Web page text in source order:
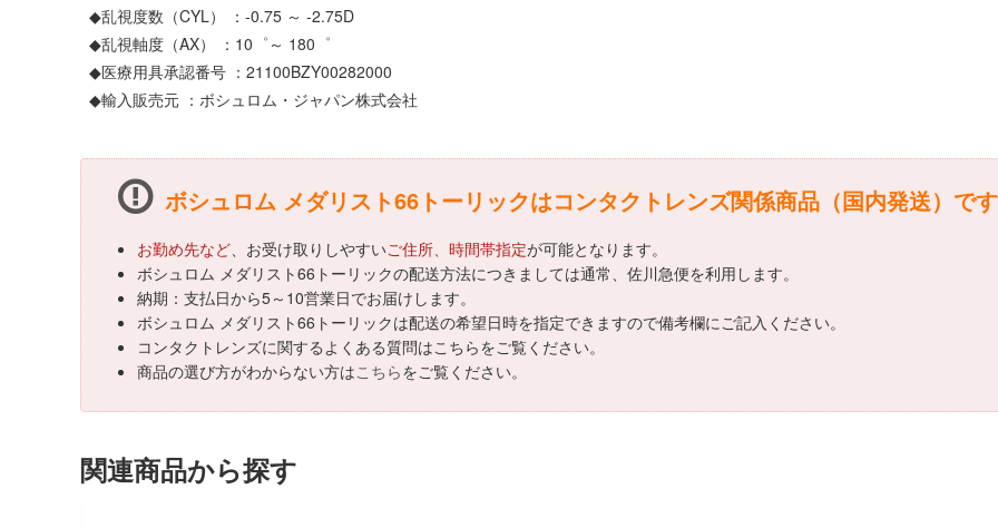
◆乱視度数（CYL） ：-0.75 ～ -2.75D
◆乱視軸度（AX） ：10゜～ 180゜
◆医療用具承認番号 ：21100BZY00282000
◆輸入販売元 ：ボシュロム・ジャパン株式会社
ボシュロム メダリスト66トーリックはコンタクトレンズ関係商品（国内発送）で
お勤め先など、お受け取りしやすいご住所、時間帯指定が可能となります。
ボシュロム メダリスト66トーリックの配送方法につきましては通常、佐川急便を利用します。
納期：支払日から5～10営業日でお届けします。
ボシュロム メダリスト66トーリックは配送の希望日時を指定できますので備考欄にご記入ください。
コンタクトレンズに関するよくある質問はこちらをご覧ください。
商品の選び方がわからない方はこちらをご覧ください。
関連商品から探す